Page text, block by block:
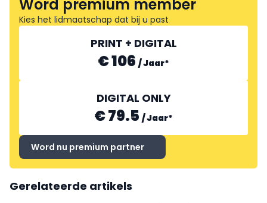
Word premium member
Kies het lidmaatschap dat bij u past
PRINT + DIGITAL
€ 106 /Jaar*
DIGITAL ONLY
€ 79.5 /Jaar*
Word nu premium partner
Gerelateerde artikels